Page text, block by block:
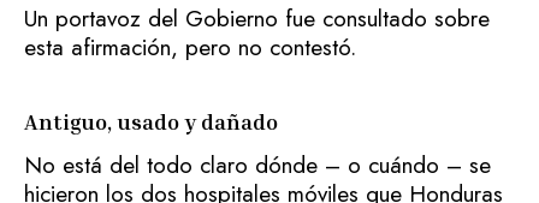
Un portavoz del Gobierno fue consultado sobre
esta afirmación, pero no contestó.
Antiguo, usado y dañado
No está del todo claro dónde – o cuándo – se
hicieron los dos hospitales móviles que Honduras